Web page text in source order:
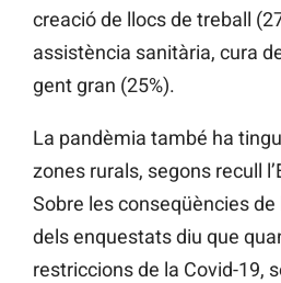
creació de llocs de treball
assistència sanitària, cura
gent gran (25%).
La pandèmia també ha
zones rurals, segons recull
Sobre les conseqüències
dels enquestats diu que
restriccions de la Covid-19,